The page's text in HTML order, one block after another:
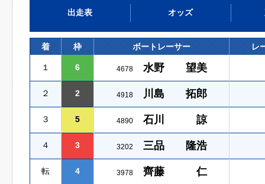
出走表 オッズ
着 枠 ボートレーサー レ
１ 6 4678 水野 望美
２ 2 4918 川島 拓郎
３ 5 4890 石川 諒
４ 3 3202 三品 隆浩
転 4 3978 齊藤 仁